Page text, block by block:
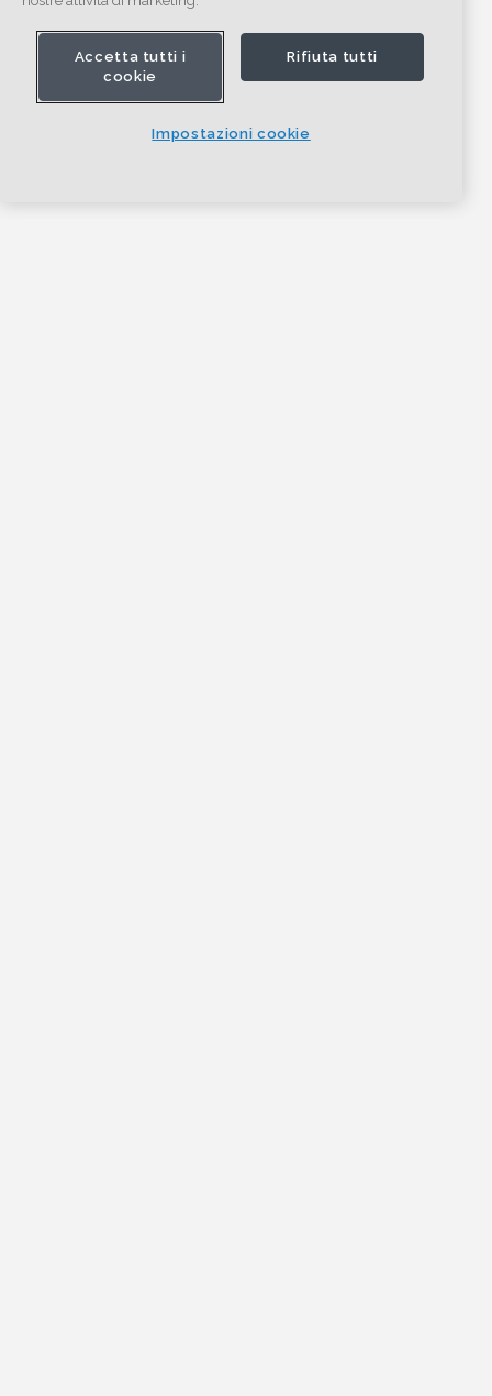
Accetta tutti i
cookie
Rifiuta tutti
Impostazioni cookie